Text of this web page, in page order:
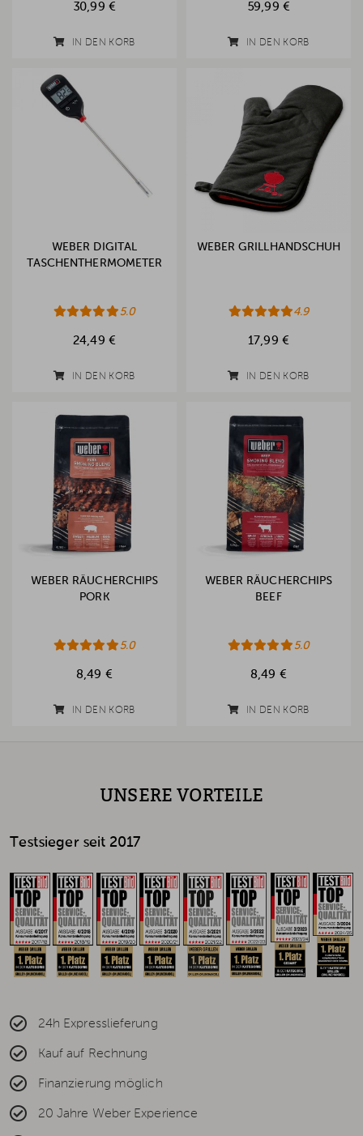
30,99 €
IN DEN KORB
59,99 €
IN DEN KORB
WEBER DIGITAL
TASCHENTHERMOMETER
5.0
24,49 €
IN DEN KORB
WEBER GRILLHANDSCHUH
4.9
17,99 €
IN DEN KORB
WEBER RÄUCHERCHIPS
PORK
5.0
8,49 €
IN DEN KORB
WEBER RÄUCHERCHIPS
BEEF
5.0
8,49 €
IN DEN KORB
UNSERE VORTEILE
Testsieger seit 2017
24h Expresslieferung
Kauf auf Rechnung
Finanzierung möglich
20 Jahre Weber Experience